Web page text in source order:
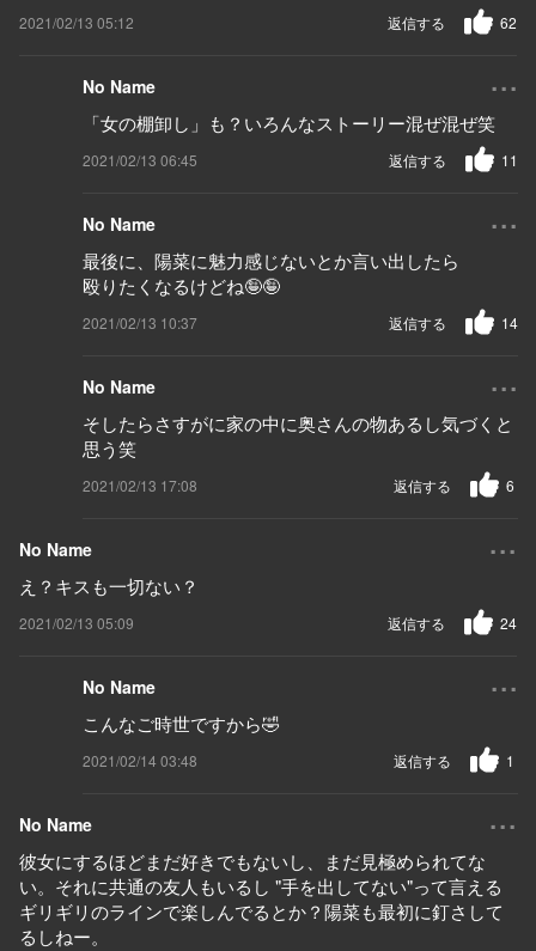
2021/02/13 05:12 62
返信する
No Name ...
「女の棚卸し」も？いろんなストーリー混ぜ混ぜ笑
2021/02/13 06:45 11
返信する
No Name ...
最後に、陽菜に魅力感じないとか言い出したら
殴りたくなるけどね🤪🤪
2021/02/13 10:37 14
返信する
No Name ...
そしたらさすがに家の中に奥さんの物あるし気づくと
思う笑
2021/02/13 17:08 6
返信する
No Name ...
え？キスも一切ない？
2021/02/13 05:09 24
返信する
No Name ...
こんなご時世ですから🤣
2021/02/14 03:48 1
返信する
No Name ...
彼女にするほどまだ好きでもないし、まだ見極められてな
い。それに共通の友人もいるし "手を出してない"って言える
ギリギリのラインで楽しんでるとか？陽菜も最初に釘さして
るしねー。